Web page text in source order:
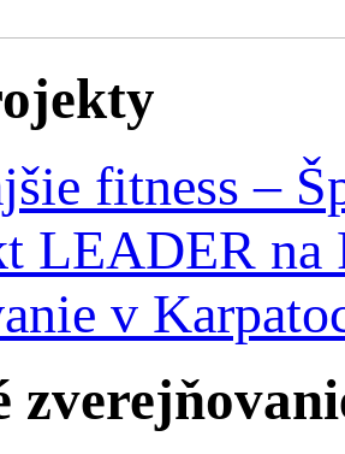
fitness –
LEADER na
v